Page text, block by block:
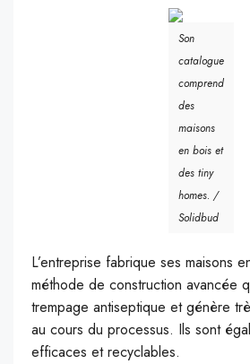
Son
catalogue
comprend
des
maisons
en bois et
des tiny
homes. /
Solidbud
L’entreprise fabrique ses maisons
méthode de construction avancée
trempage antiseptique et génère
au cours du processus. Ils sont
efficaces et recyclables.